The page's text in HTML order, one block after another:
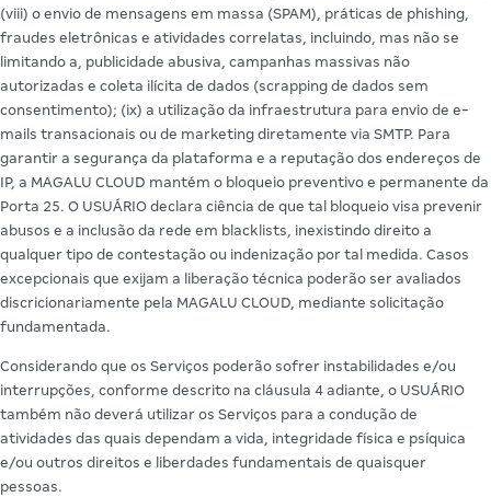
(viii) o envio de mensagens em massa (SPAM), práticas de phishing,
fraudes eletrônicas e atividades correlatas, incluindo, mas não se
limitando a, publicidade abusiva, campanhas massivas não
autorizadas e coleta ilícita de dados (scrapping de dados sem
consentimento); (ix) a utilização da infraestrutura para envio de e-
mails transacionais ou de marketing diretamente via SMTP. Para
garantir a segurança da plataforma e a reputação dos endereços de
IP, a MAGALU CLOUD mantém o bloqueio preventivo e permanente da
Porta 25. O USUÁRIO declara ciência de que tal bloqueio visa prevenir
abusos e a inclusão da rede em blacklists, inexistindo direito a
qualquer tipo de contestação ou indenização por tal medida. Casos
excepcionais que exijam a liberação técnica poderão ser avaliados
discricionariamente pela MAGALU CLOUD, mediante solicitação
fundamentada.
Considerando que os Serviços poderão sofrer instabilidades e/ou
interrupções, conforme descrito na cláusula 4 adiante, o USUÁRIO
também não deverá utilizar os Serviços para a condução de
atividades das quais dependam a vida, integridade física e psíquica
e/ou outros direitos e liberdades fundamentais de quaisquer
pessoas.